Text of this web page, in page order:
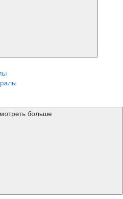
больше